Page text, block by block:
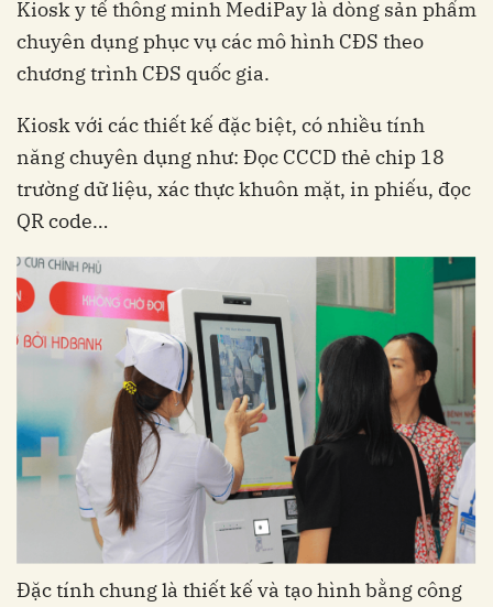
Kiosk y tế thông minh MediPay là dòng sản phẩm
chuyên dụng phục vụ các mô hình CĐS theo
chương trình CĐS quốc gia.
Kiosk với các thiết kế đặc biệt, có nhiều tính
năng chuyên dụng như: Đọc CCCD thẻ chip 18
trường dữ liệu, xác thực khuôn mặt, in phiếu, đọc
QR code…
Đặc tính chung là thiết kế và tạo hình bằng công